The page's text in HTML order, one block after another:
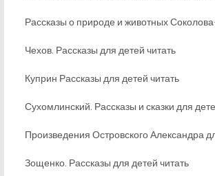
Рассказы о природе и животных
Чехов. Рассказы для детей читать
Куприн Рассказы для детей читать
Сухомлинский. Рассказы и сказки для
Произведения Островского Александра
Зощенко. Рассказы для детей читать